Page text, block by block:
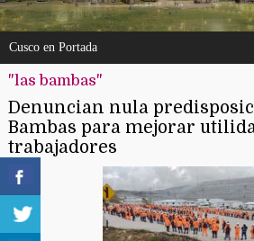
Cusco en Portada
"las bambas"
Denuncian nula
Bambas para mejorar
trabajadores